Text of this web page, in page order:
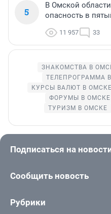
5
В Омской
опасность в
11 957 33
ЗНАКОМСТВА В
ТЕЛЕПРОГРАММА
КУРСЫ ВАЛЮТ В ОМСКЕ
ФОРУМЫ В ОМСКЕ
ТУРИЗМ В ОМСКЕ
Подписаться на
Сообщить новость
Рубрики